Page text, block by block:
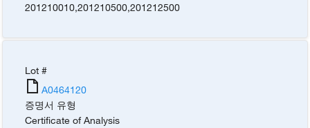
201210010,201210500,201212500
Lot #
A0464120
증명서 유형
Certificate of Analysis